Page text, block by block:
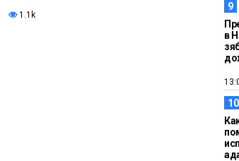
1.1k
9
в
10